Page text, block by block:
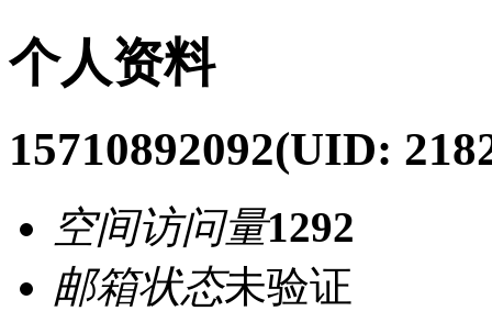
个人资料
15710892092(UID:
空间访问量1292
邮箱状态未验证